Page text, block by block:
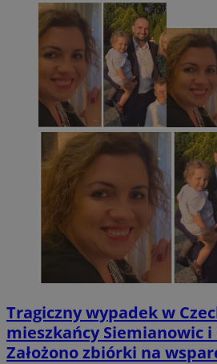
Tragiczny wypadek w
mieszkańcy Siemianowic i
Założono zbiórki na